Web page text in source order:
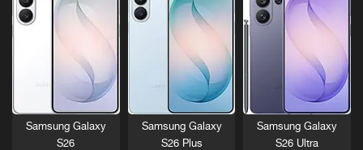
Samsung Galaxy
S26 Ultra
Samsung Galaxy
S26 Plus
Samsung Galaxy
S26